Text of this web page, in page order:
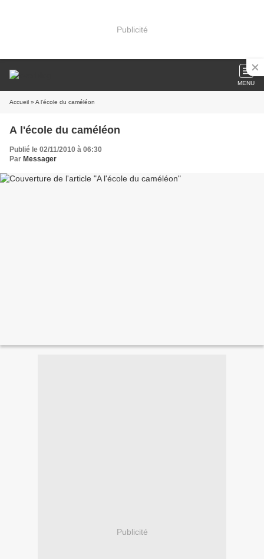
Publicité
MENU
Accueil » A l'école du caméléon
A l'école du caméléon
Publié le 02/11/2010 à 06:30
Par Messager
Publicité